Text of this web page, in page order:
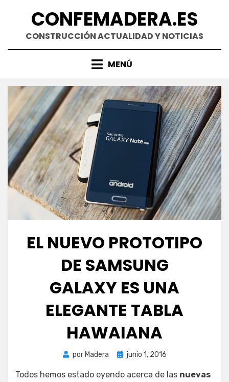
contenidoCONFEMADERA.ES
CONSTRUCCIÓN ACTUALIDAD Y NOTICIAS
MENÚ
EL NUEVO PROTOTIPO
DE SAMSUNG
GALAXY ES UNA
ELEGANTE TABLA
HAWAIANA
por Madera
Publicada
junio 1, 2016
Todos hemos estado oyendo acerca de las nuevas